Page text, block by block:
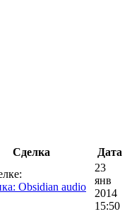
Сделка
Дата
Obsidian audio
23
янв
2014
15:50